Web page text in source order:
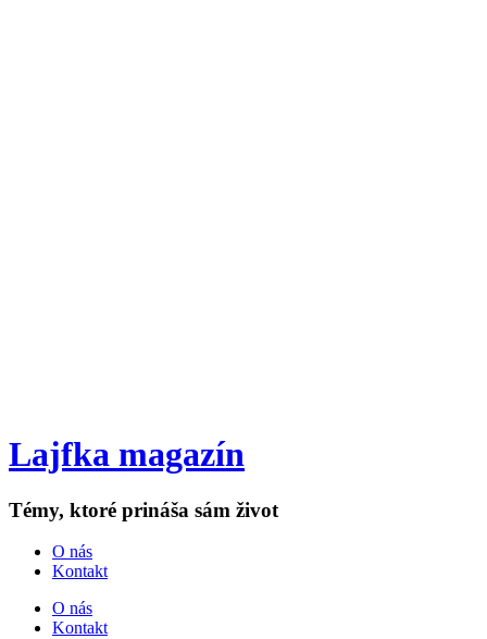
Lajfka magazín
Témy, ktoré prináša sám život
O nás
Kontakt
O nás
Kontakt